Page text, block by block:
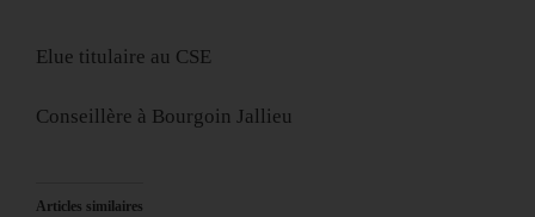
Elue titulaire au CSE
Conseillère à Bourgoin Jallieu
Articles similaires